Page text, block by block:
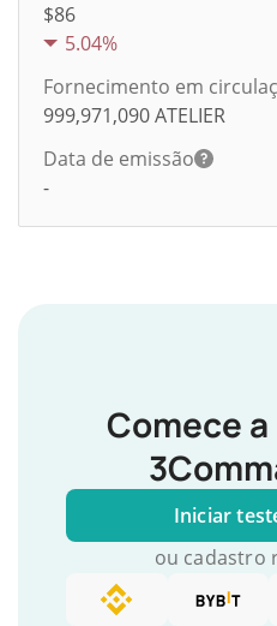
$86
5.04%
Fornecimento em
999,971,090ATELIER
Data de emissão
-
Comece
Iniciar
ou cadastro